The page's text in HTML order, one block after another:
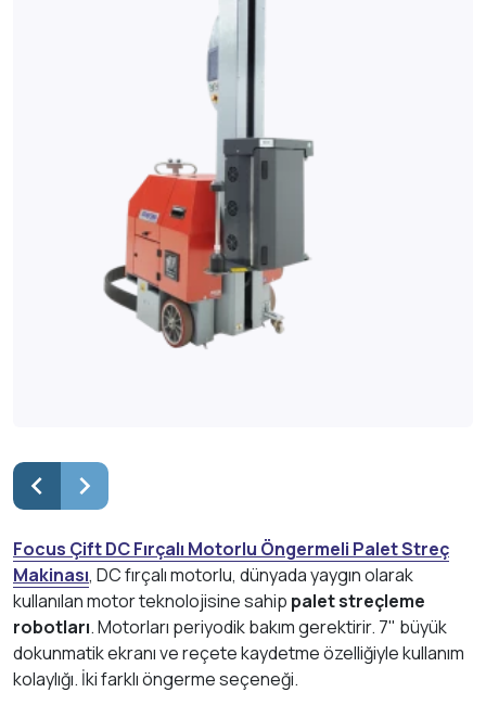
Focus Çift DC Fırçalı Motorlu Öngermeli Palet Streç
Makinası, DC fırçalı motorlu, dünyada yaygın olarak
kullanılan motor teknolojisine sahip palet streçleme
robotları. Motorları periyodik bakım gerektirir. 7" büyük
dokunmatik ekranı ve reçete kaydetme özelliğiyle kullanım
kolaylığı. İki farklı öngerme seçeneği.